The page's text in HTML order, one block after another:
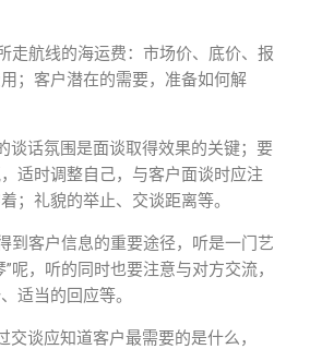
走航线的海运费：市场价、底价、报
；客户潜在的需要，准备如何解
谈话氛围是面谈取得效果的关键；要
适时调整自己，与客户面谈时应注
；礼貌的举止、交谈距离等。
到客户信息的重要途径，听是一门艺
呢，听的同时也要注意与对方交流，
适当的回应等。
交谈应知道客户最需要的是什么，